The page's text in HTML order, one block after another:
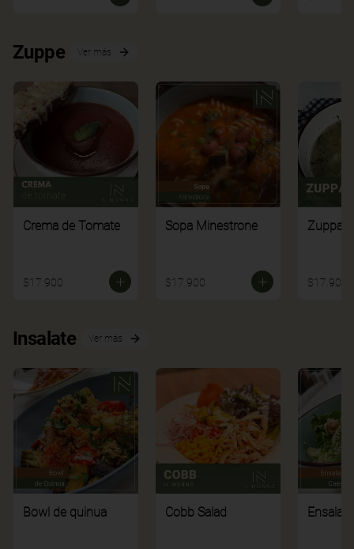
Zuppe Ver más
Crema de Tomate
$17.900
Sopa Minestrone
$17.900
Zuppa
$17.900
Insalate Ver más
Bowl de quinua Cobb Salad